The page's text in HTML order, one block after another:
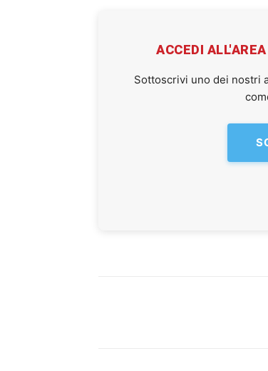
ACCEDI
Sottoscrivi uno dei nostri